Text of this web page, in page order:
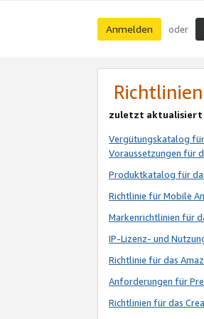
Anmelden oder
zuletzt aktualisiert
Vergütungskatalog
Voraussetzungen für
Produktkatalog für
Richtlinie für Mobile
Markenrichtlinien für
IP-Lizenz- und
Richtlinie für das
Anforderungen für
Richtlinien für das